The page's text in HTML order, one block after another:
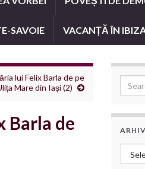
SAVOIE VACANȚĂ ÎN
lui Felix Barla de pe
Mare din Iași (2)
Barla de
Arhive